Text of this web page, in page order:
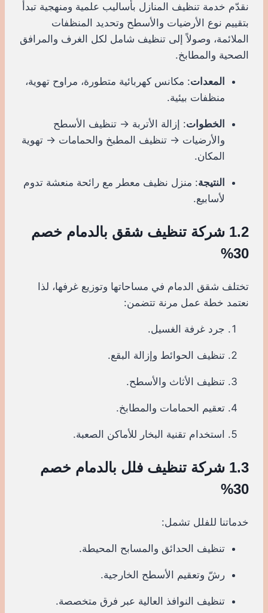
نقدّم خدمة تنظيف المنازل بأساليب علمية ومنهجية تبدأ
بتقييم نوع الأرضيات والأسطح وتحديد المنظفات
الملائمة، وصولاً إلى تنظيف شامل لكل الغرف والمرافق
الصحية والمطابخ.
المعدات: مكانس كهربائية متطورة، مراوح تهوية،
منظفات بيئية.
الخطوات: إزالة الأتربة → تنظيف الأسطح
والأرضيات → تنظيف المطبخ والحمامات → تهوية
المكان.
النتيجة: منزل نظيف معطر مع رائحة منعشة تدوم
لأسابيع.
1.2 شركة تنظيف شقق بالدمام خصم
30%
تختلف شقق الدمام في مساحاتها وتوزيع غرفها، لذا
نعتمد خطة عمل مرنة تتضمن:
جرد غرفة الغسيل.
تنظيف الحوائط وإزالة البقع.
تنظيف الأثاث والأسطح.
تعقيم الحمامات والمطابخ.
استخدام تقنية البخار للأماكن الصعبة.
1.3 شركة تنظيف فلل بالدمام خصم
30%
خدماتنا للفلل تشمل:
تنظيف الحدائق والمسابح المحيطة.
رشّ وتعقيم الأسطح الخارجية.
تنظيف النوافذ العالية عبر فرق متخصصة.